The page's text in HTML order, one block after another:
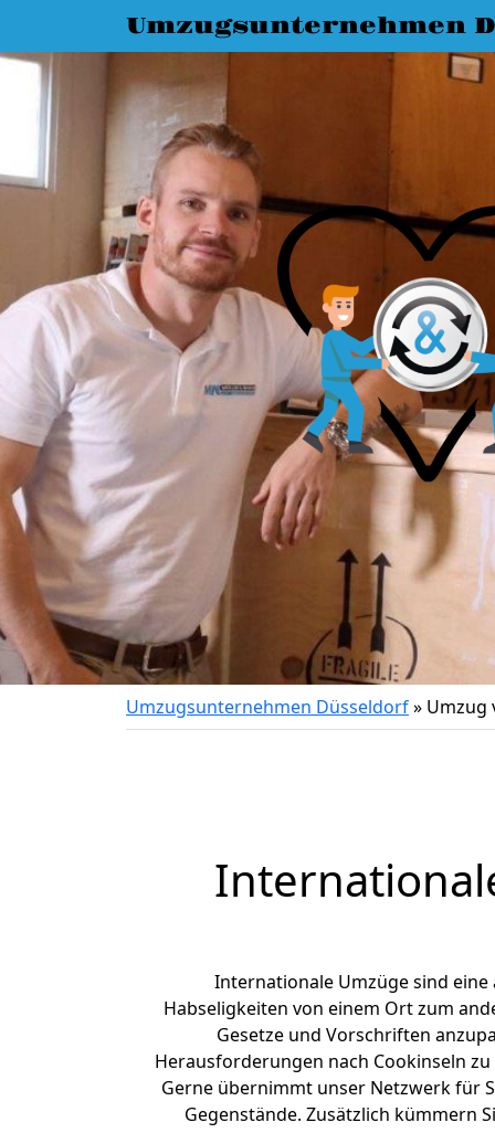
Umzugsunternehmen
Umzugsunternehmen Düsseldorf» Umzug
Internationale Umzüge sind
Habseligkeiten von einem Ort zum
Gesetze und Vorschriften
Herausforderungen nach Cookinseln
Gerne übernimmt unser Netzwerk für
Gegenstände. Zusätzlich kümmern